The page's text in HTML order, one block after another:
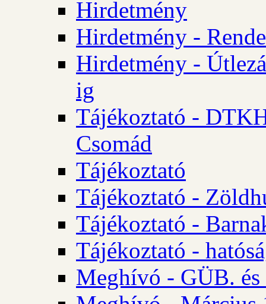
Hirdetmény
Hirdetmény -
Hirdetmény -
ig
Tájékoztató -
Csomád
Tájékoztató
Tájékoztató -
Tájékoztató -
Tájékoztató -
Meghívó - GÜB.